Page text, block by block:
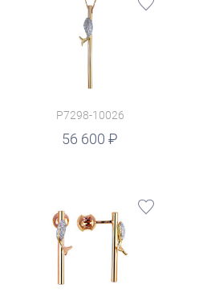
P7298-10026
56 600